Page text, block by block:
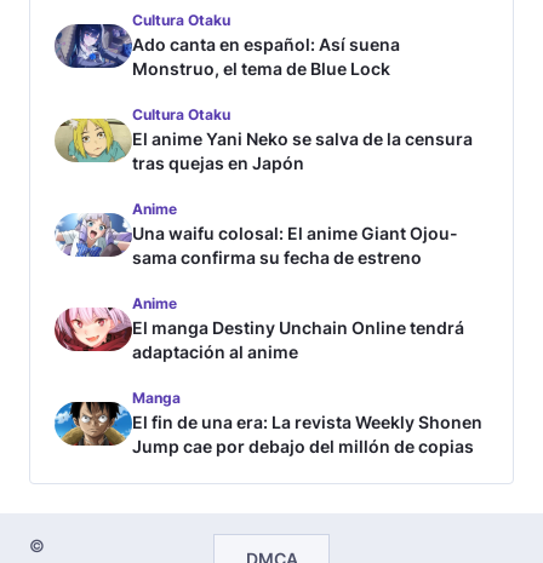
Cultura Otaku
Ado canta en español: Así suena
Monstruo, el tema de Blue Lock
Cultura Otaku
El anime Yani Neko se salva de la censura
tras quejas en Japón
Anime
Una waifu colosal: El anime Giant Ojou-
sama confirma su fecha de estreno
Anime
El manga Destiny Unchain Online tendrá
adaptación al anime
Manga
El fin de una era: La revista Weekly Shonen
Jump cae por debajo del millón de copias
©